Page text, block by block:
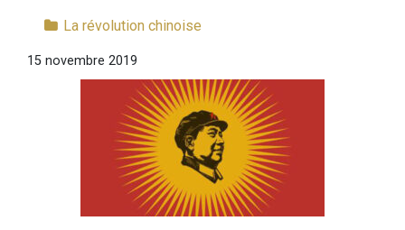
La révolution chinoise
15 novembre 2019